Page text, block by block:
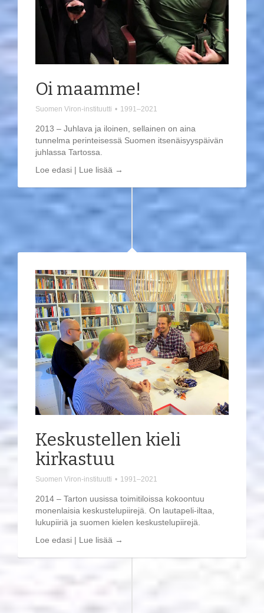
Oi maamme!
Suomen Viron-instituutti • 1991–2021
2013 – Juhlava ja iloinen, sellainen on aina
tunnelma perinteisessä Suomen itsenäisyyspäivän
juhlassa Tartossa.
Loe edasi | Lue lisää →
Keskustellen kieli
kirkastuu
Suomen Viron-instituutti • 1991–2021
2014 – Tarton uusissa toimitiloissa kokoontuu
monenlaisia keskustelupiirejä. On lautapeli-iltaa,
lukupiiriä ja suomen kielen keskustelupiirejä.
Loe edasi | Lue lisää →